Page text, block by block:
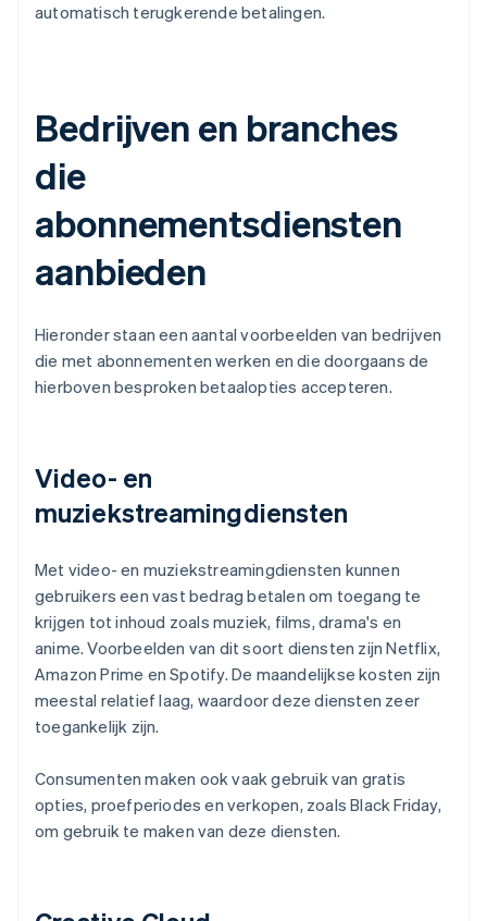
automatisch terugkerende betalingen.
Bedrijven en branches
die
abonnementsdiensten
aanbieden
Hieronder staan een aantal voorbeelden van bedrijven
die met abonnementen werken en die doorgaans de
hierboven besproken betaalopties accepteren.
Video- en
muziekstreamingdiensten
Met video- en muziekstreamingdiensten kunnen
gebruikers een vast bedrag betalen om toegang te
krijgen tot inhoud zoals muziek, films, drama's en
anime. Voorbeelden van dit soort diensten zijn Netflix,
Amazon Prime en Spotify. De maandelijkse kosten zijn
meestal relatief laag, waardoor deze diensten zeer
toegankelijk zijn.
Consumenten maken ook vaak gebruik van gratis
opties, proefperiodes en verkopen, zoals Black Friday,
om gebruik te maken van deze diensten.